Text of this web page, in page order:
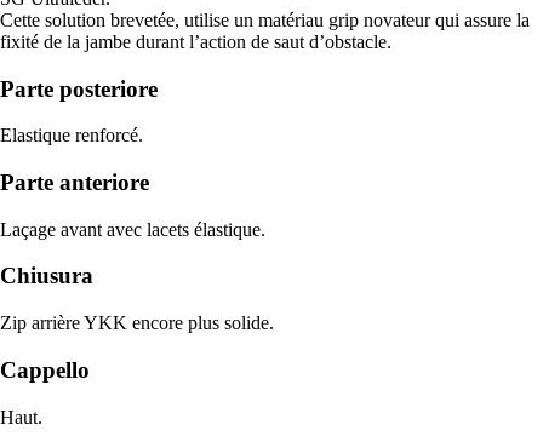
Cette solution brevetée, utilise un matériau grip novateur qui assure la
fixité de la jambe durant l’action de saut d’obstacle.
Parte posteriore
Elastique renforcé.
Parte anteriore
Laçage avant avec lacets élastique.
Chiusura
Zip arrière YKK encore plus solide.
Cappello
Haut.